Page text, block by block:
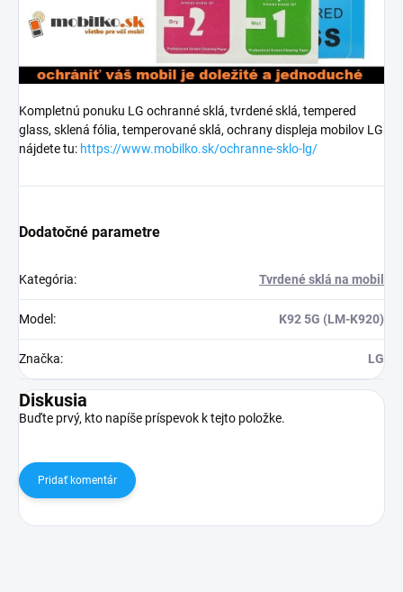
Kompletnú ponuku LG ochranné sklá, tvrdené sklá, tempered
glass, sklená fólia, temperované sklá, ochrany displeja mobilov LG
nájdete tu: https://www.mobilko.sk/ochranne-sklo-lg/
Dodatočné parametre
Kategória: Tvrdené sklá na mobil
Model : K92 5G (LM-K920)
Značka: LG
Diskusia
Buďte prvý, kto napíše príspevok k tejto položke.
Pridať komentár